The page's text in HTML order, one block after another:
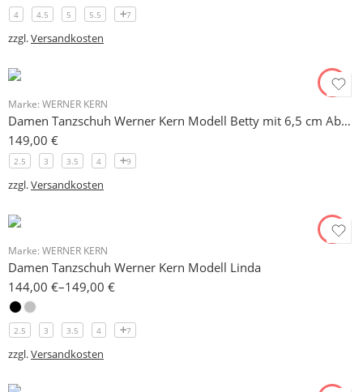
4 4.5 5 5.5 7
zzgl.Versandkosten
Marke: WERNER KERN
Damen Tanzschuh Werner Kern Modell Betty mit 6,5 cm Absatz
149,00 €
2.5 3 3.5 4 9
zzgl.Versandkosten
Marke: WERNER KERN
Damen Tanzschuh Werner Kern Modell Linda
144,00 €–149,00 €
2.5 3 3.5 4 7
zzgl.Versandkosten